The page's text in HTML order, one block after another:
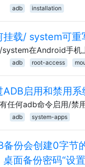
adb installation
挂载/ system可重
system在Android手机
adb root-access
ADB启用和禁用系
任何adb命令启用/禁
adb system-apps
备份会创建0字节
桌面备份密码“设